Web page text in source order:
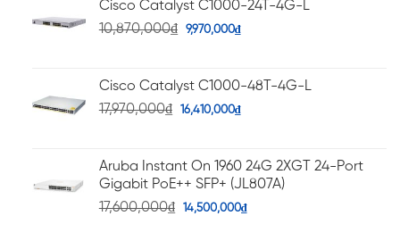
Cisco Catalyst C1000-24T-4G-L
10,870,000₫ 9,970,000₫
Cisco Catalyst C1000-48T-4G-L
17,970,000₫ 16,410,000₫
Aruba Instant On 1960 24G 2XGT 24-Port
Gigabit PoE++ SFP+ (JL807A)
17,600,000₫ 14,500,000₫